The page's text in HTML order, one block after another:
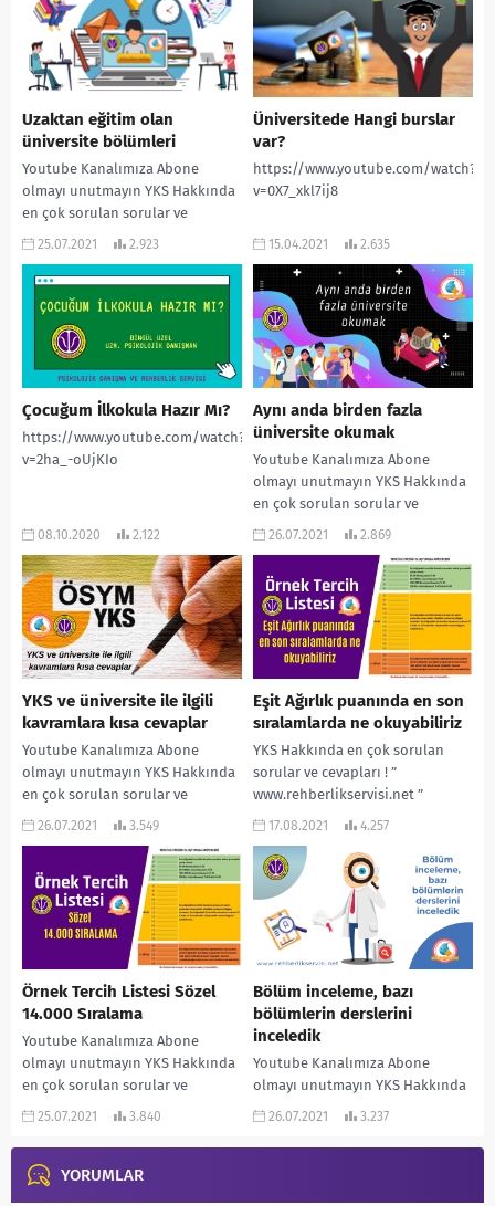
adresinden daha çok...
Uzaktan eğitim olan
üniversite bölümleri
Youtube Kanalımıza Abone
olmayı unutmayın YKS Hakkında
en çok sorulan sorular ve
cevapları ! ”
adresinden daha çok...
25.07.2021 2.923
Üniversitede Hangi burslar
var?
https://www.youtube.com/watch?
v=0X7_xkl7ij8
15.04.2021 2.635
Çocuğum İlkokula Hazır Mı?
https://www.youtube.com/watch?
v=2ha_-oUjKIo
08.10.2020 2.122
Aynı anda birden fazla
üniversite okumak
Youtube Kanalımıza Abone
olmayı unutmayın YKS Hakkında
en çok sorulan sorular ve
cevapları ! ”
adresinden daha çok...
26.07.2021 2.869
YKS ve üniversite ile ilgili
kavramlara kısa cevaplar
Youtube Kanalımıza Abone
olmayı unutmayın YKS Hakkında
en çok sorulan sorular ve
cevapları ! ”
adresinden daha çok...
26.07.2021 3.549
Eşit Ağırlık puanında en son
sıralamlarda ne okuyabiliriz
YKS Hakkında en çok sorulan
sorular ve cevapları ! ”
www.rehberlikservisi.net ”
adresinden daha çok bilgiye
17.08.2021 4.257
Örnek Tercih Listesi Sözel
14.000 Sıralama
Youtube Kanalımıza Abone
olmayı unutmayın YKS Hakkında
en çok sorulan sorular ve
cevapları ! ”
adresinden daha çok...
25.07.2021 3.840
Bölüm inceleme, bazı
bölümlerin derslerini
inceledik
Youtube Kanalımıza Abone
olmayı unutmayın YKS Hakkında
en çok sorulan sorular ve
www.rehberlikservisi.net ”
26.07.2021 3.237
YORUMLAR